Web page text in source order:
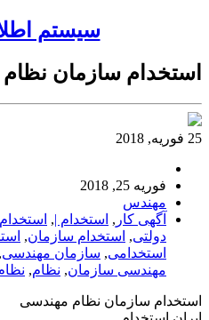
سیستم
استخدام سازمان
25 فوریه, 2018
فوریه 25, 2018
مهندس
آگهی کار , استخدام |, استخدام 95
دولتی, استخدام سازمان,
استخدامی, سازمان مهندسی,
مهندسی سازمان, نظام,
استخدام سازمان نظام مهندسی